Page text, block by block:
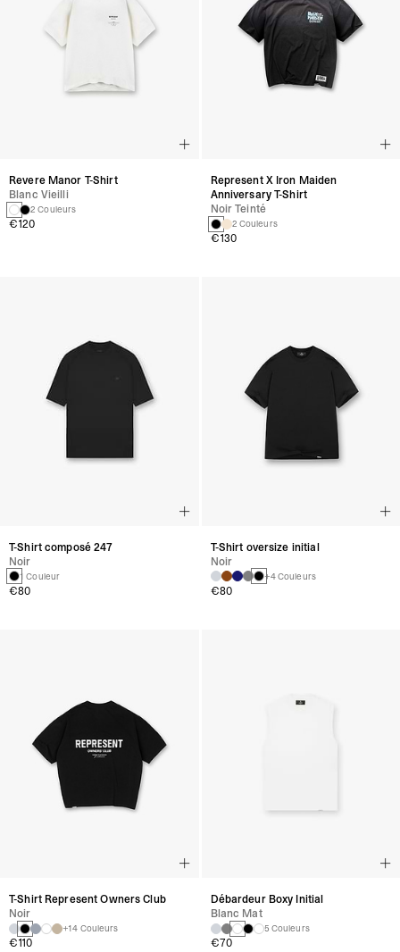
Revere Manor T-Shirt
Blanc Vieilli
2 Couleurs
€120
Represent X Iron Maiden
Anniversary T-Shirt
Noir Teinté
2 Couleurs
€130
T-Shirt composé 247
Noir
1 Couleur
€80
T-Shirt oversize initial
Noir
+4 Couleurs
€80
T-Shirt Represent Owners Club
Noir
+14 Couleurs
€110
Débardeur Boxy Initial
Blanc Mat
5 Couleurs
€70